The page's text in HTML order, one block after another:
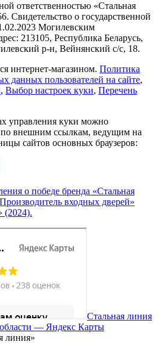
ответственностью «Стальная
Свидетельство о государственной
Могилевским
213105, Республика Беларусь,
р-н, Вейнянский с/с, 18.
интернет-магазином. Политика
данных пользователей на сайте,
, Выбор настроек куки, Перечень
управления куки можно
по внешним ссылкам, ведущим на
сайтов основных браузеров:
о победе бренда «Стальная
входных дверей»
(2024).
Стальная линия
— Яндекс Карты
линия»